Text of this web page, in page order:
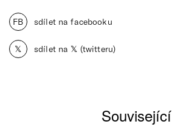
FB sdílet na facebooku
𝕏 sdílet na 𝕏 (twitteru)
Související